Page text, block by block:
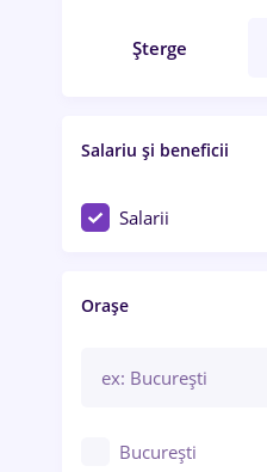
Șterge
Salariu și beneficii
Salarii
Orașe
București